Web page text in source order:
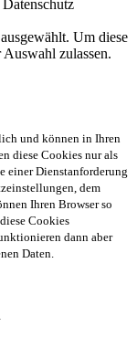
Um diese
Auswahl zulassen.
und können in Ihren
diese Cookies nur als
einer Dienstanforderung
dem
Ihren Browser so
Cookies
dann aber
Daten.